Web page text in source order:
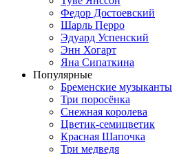
Федор Достоевский
Шарль Перро
Эдуард Успенский
Энн Хогарт
Яна Сипаткина
Популярные
Бременские музыканты
Три поросёнка
Снежная королева
Цветик-семицветик
Красная Шапочка
Три медведя